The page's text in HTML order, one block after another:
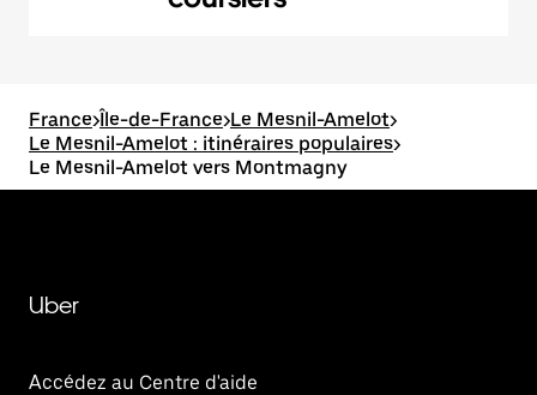
France>Île-de-France>Le Mesnil-Amelot>
Le Mesnil-Amelot : itinéraires populaires>
Le Mesnil-Amelot vers Montmagny
Uber
Accédez au Centre d'aide